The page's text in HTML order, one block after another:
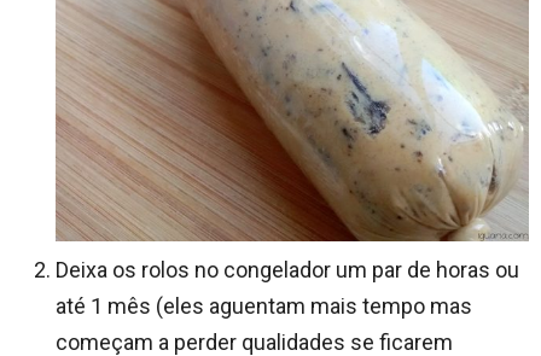
Deixa os rolos no congelador um par de horas ou
até 1 mês (eles aguentam mais tempo mas
começam a perder qualidades se ficarem